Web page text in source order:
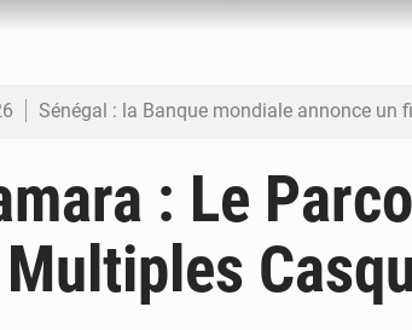
Sénégal : la Banque mondiale annonce un financement de 340 milliards FCFA pour
Sénégal : les subventions à l’énergie bondissent à 729 milliards FCFA pour contenir
Sénégal : le niveau du fleuve Sénégal poursuit sa montée à Podor, les
: Le